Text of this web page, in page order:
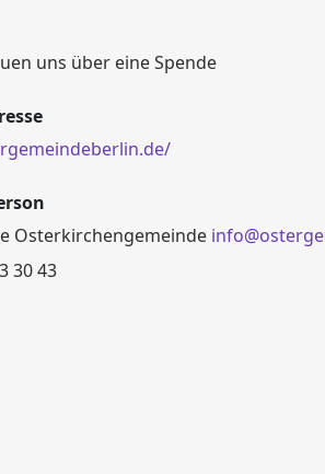
uns über eine Spende
Osterkirchengemeinde
30 43